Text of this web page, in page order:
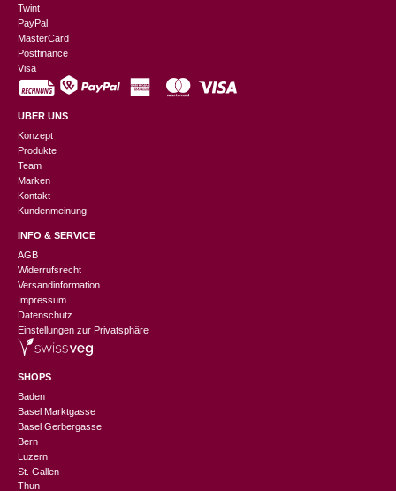
Twint
PayPal
MasterCard
Postfinance
Visa
ÜBER UNS
Konzept
Produkte
Team
Marken
Kontakt
Kundenmeinung
INFO & SERVICE
AGB
Widerrufsrecht
Versandinformation
Impressum
Datenschutz
Einstellungen zur Privatsphäre
SHOPS
Baden
Basel Marktgasse
Basel Gerbergasse
Bern
Luzern
St. Gallen
Thun